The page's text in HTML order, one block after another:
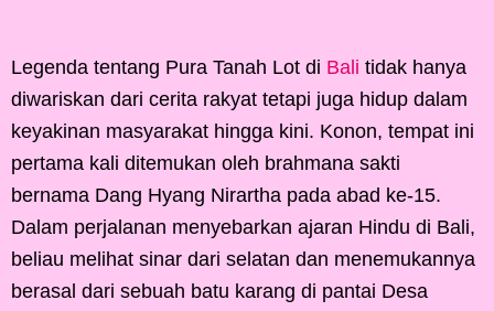
Legenda tentang Pura Tanah Lot di Bali tidak hanya
diwariskan dari cerita rakyat tetapi juga hidup dalam
keyakinan masyarakat hingga kini. Konon, tempat ini
pertama kali ditemukan oleh brahmana sakti
bernama Dang Hyang Nirartha pada abad ke-15.
Dalam perjalanan menyebarkan ajaran Hindu di Bali,
beliau melihat sinar dari selatan dan menemukannya
berasal dari sebuah batu karang di pantai Desa